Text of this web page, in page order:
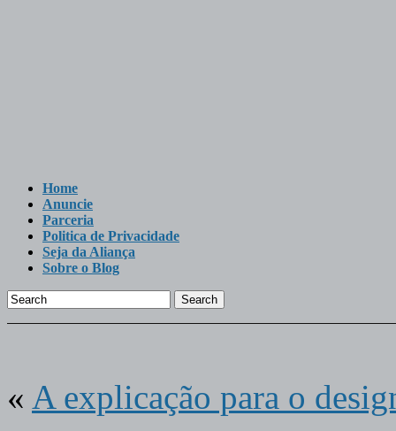
Home
Anuncie
Parceria
Politica de Privacidade
Seja da Aliança
Sobre o Blog
Search
« A explicação para o